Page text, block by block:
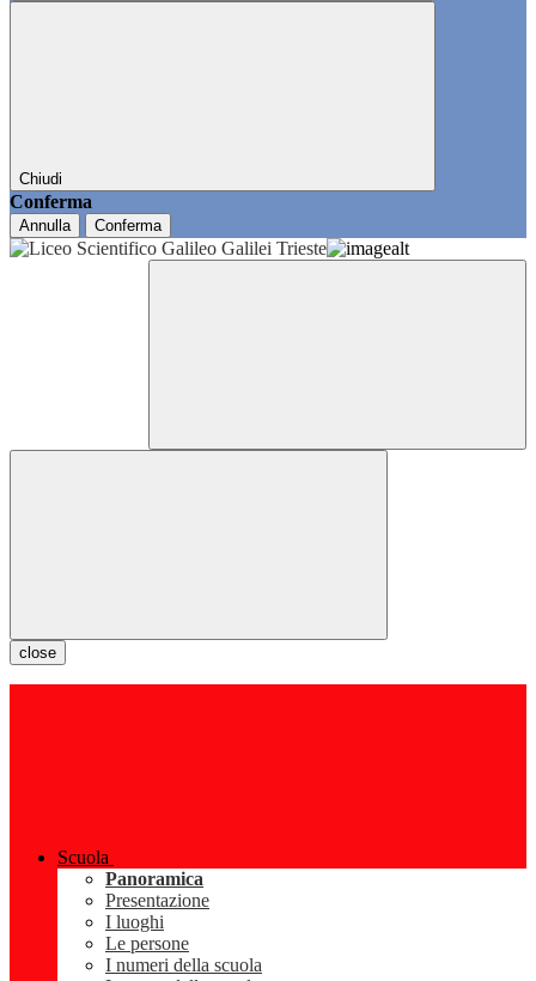
Chiudi
Conferma
Annulla Conferma
close
Scuola
Panoramica
Presentazione
I luoghi
Le persone
I numeri della scuola